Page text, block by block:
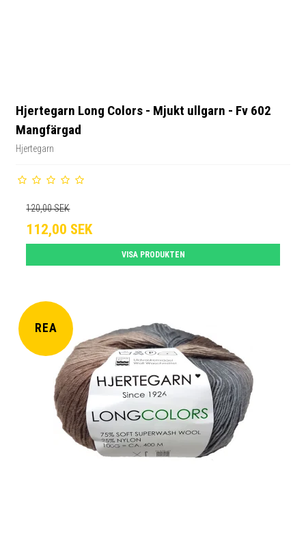
Hjertegarn Long Colors - Mjukt ullgarn - Fv 602
Mangfärgad
Hjertegarn
120,00 SEK
112,00 SEK
VISA PRODUKTEN
REA